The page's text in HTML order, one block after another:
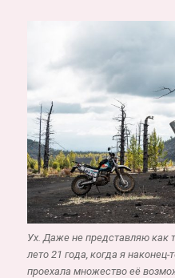
Ух. Даже не представляю как
лето 21 года, когда я
проехала множество её